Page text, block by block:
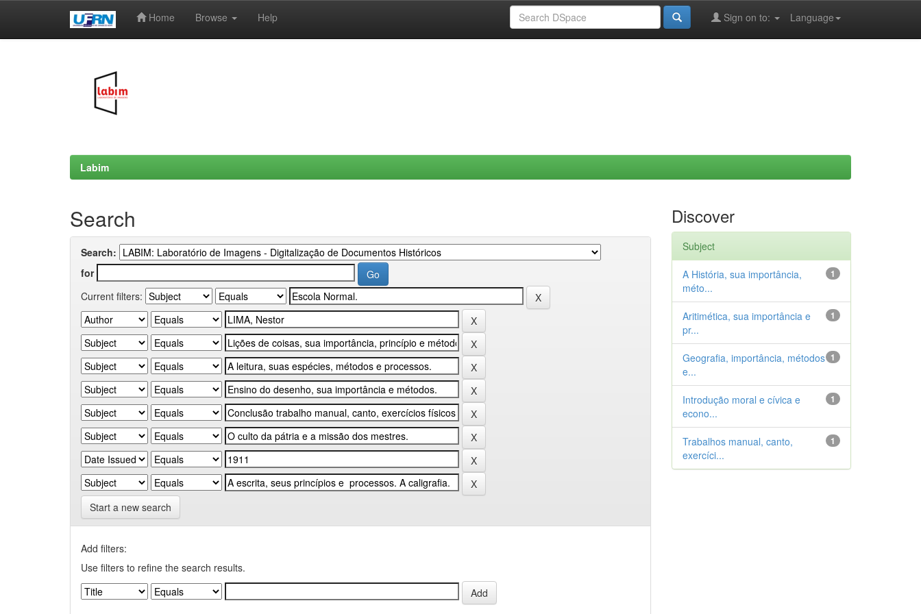
Home Browse Help Language
Sign on to:
Labim
Search
Search:
for
Current filters:
Start a new search
Add filters:
Use filters to refine the search results.
Discover
Subject
1
A História, sua importância,
méto...
1
Aritimética, sua importância e
pr...
1
Geografia, importância, métodos
e...
1
Introdução moral e cívica e
econo...
1
Trabalhos manual, canto,
exercíci...